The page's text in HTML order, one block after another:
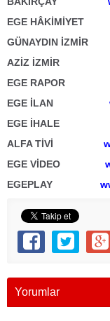
EGE
GÜNAYDIN
AZİZ İZMİR
EGE RAPOR
EGE İLAN
EGE İHALE
ALFA TİVİ
EGE VİDEO
EGEPLAY
Yorumlar